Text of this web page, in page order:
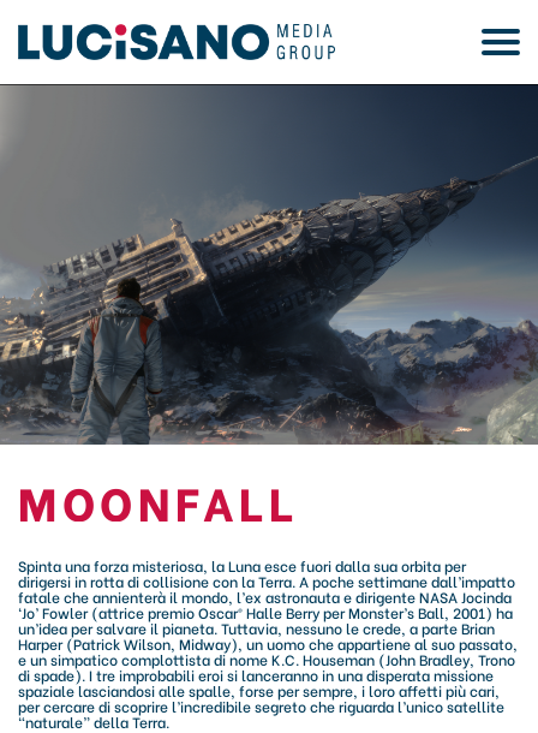
MOONFALL
Spinta una forza misteriosa, la Luna esce fuori dalla sua orbita per
dirigersi in rotta di collisione con la Terra. A poche settimane dall’impatto
fatale che annienterà il mondo, l’ex astronauta e dirigente NASA Jocinda
‘Jo’ Fowler (attrice premio Oscar® Halle Berry per Monster’s Ball, 2001) ha
un’idea per salvare il pianeta. Tuttavia, nessuno le crede, a parte Brian
Harper (Patrick Wilson, Midway), un uomo che appartiene al suo passato,
e un simpatico complottista di nome K.C. Houseman (John Bradley, Trono
di spade). I tre improbabili eroi si lanceranno in una disperata missione
spaziale lasciandosi alle spalle, forse per sempre, i loro affetti più cari,
per cercare di scoprire l’incredibile segreto che riguarda l’unico satellite
“naturale” della Terra.